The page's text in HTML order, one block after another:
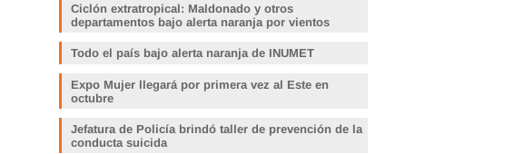
Ciclón extratropical: Maldonado y otros
departamentos bajo alerta naranja por vientos
Todo el país bajo alerta naranja de INUMET
Expo Mujer llegará por primera vez al Este en
octubre
Jefatura de Policía brindó taller de prevención de la
conducta suicida